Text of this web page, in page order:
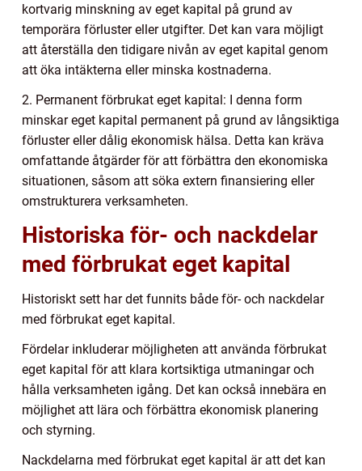
kortvarig minskning av eget kapital på grund av
temporära förluster eller utgifter. Det kan vara möjligt
att återställa den tidigare nivån av eget kapital genom
att öka intäkterna eller minska kostnaderna.
2. Permanent förbrukat eget kapital: I denna form
minskar eget kapital permanent på grund av långsiktiga
förluster eller dålig ekonomisk hälsa. Detta kan kräva
omfattande åtgärder för att förbättra den ekonomiska
situationen, såsom att söka extern finansiering eller
omstrukturera verksamheten.
Historiska för- och nackdelar
med förbrukat eget kapital
Historiskt sett har det funnits både för- och nackdelar
med förbrukat eget kapital.
Fördelar inkluderar möjligheten att använda förbrukat
eget kapital för att klara kortsiktiga utmaningar och
hålla verksamheten igång. Det kan också innebära en
möjlighet att lära och förbättra ekonomisk planering
och styrning.
Nackdelarna med förbrukat eget kapital är att det kan